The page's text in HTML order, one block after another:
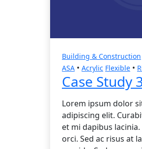
Building & Construction
ASA • Acrylic Flexible •
Case Study
Lorem ipsum dolor
adipiscing elit.
et mi dapibus
orci. Sed ac risus at